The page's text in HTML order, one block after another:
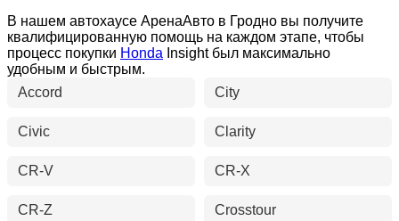
В нашем автохаусе АренаАвто в Гродно вы получите
квалифицированную помощь на каждом этапе, чтобы
процесс покупки Honda Insight был максимально
удобным и быстрым.
Accord
City
Civic Clarity
CR-V CR-X
CR-Z Crosstour